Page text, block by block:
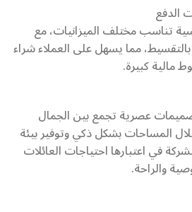
الدفع
تناسب مختلف الميزانيات، مع
مما يسهل على العملاء شراء
مالية كبيرة.
عصرية تجمع بين الجمال
المساحات بشكل ذكي وتوفير بيئة
في اعتبارها احتياجات العائلات
والراحة.